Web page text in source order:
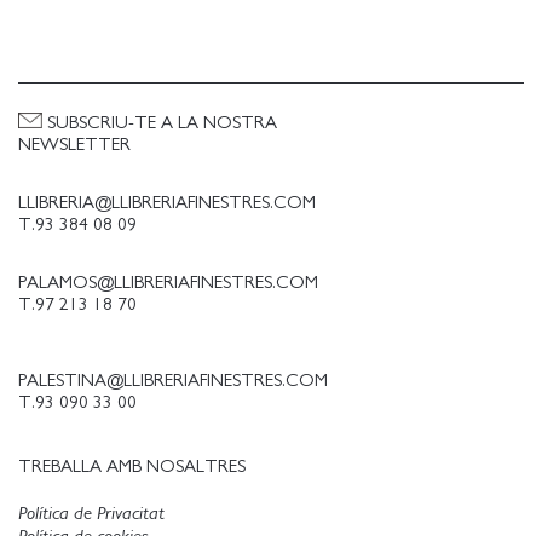
LLIBRERIA@LLIBRERIAFINESTRES.COM
T.93 384 08 09
PALAMOS@LLIBRERIAFINESTRES.COM
T.97 213 18 70
PALESTINA@LLIBRERIAFINESTRES.COM
T.93 090 33 00
TREBALLA AMB NOSALTRES
SUBSCRIU-TE A LA NOSTRA
NEWSLETTER
Política de Privacitat
Política de cookies